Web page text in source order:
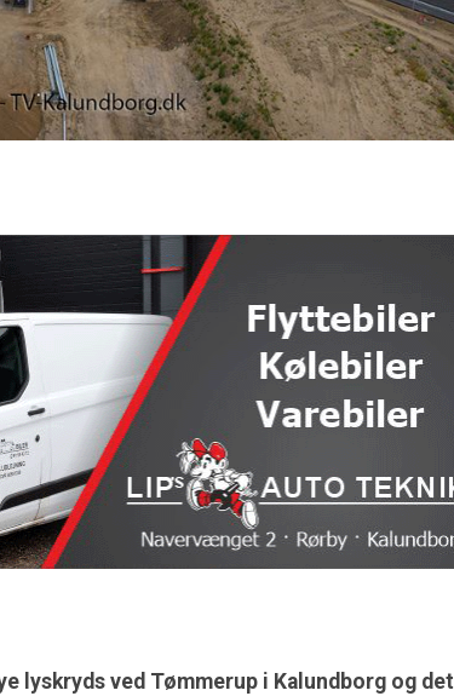
lyskryds ved Tømmerup i Kalundborg og det